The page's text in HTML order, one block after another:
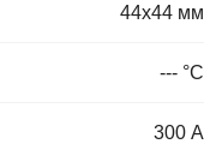
44х44 мм
--- °С
300 А